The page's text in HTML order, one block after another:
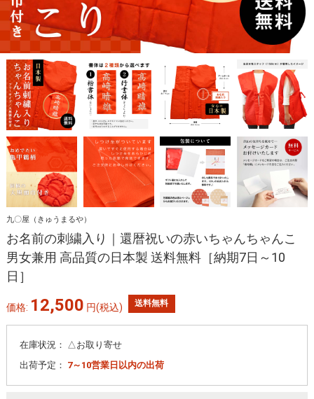
九〇屋（きゅうまるや）
お名前の刺繍入り｜還暦祝いの赤いちゃんちゃんこ
男女兼用 高品質の日本製 送料無料［納期7日～10
日］
価格: 12,500 円(税込) 送料無料
在庫状況： △お取り寄せ
出荷予定： 7～10営業日以内の出荷